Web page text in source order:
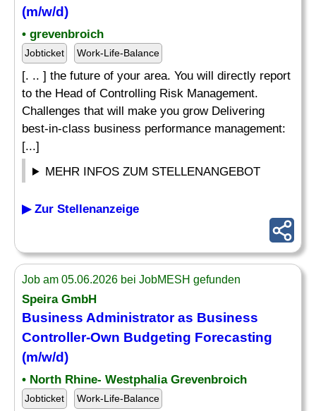
(m/w/d)
• grevenbroich
Jobticket Work-Life-Balance
[. .. ] the future of your area. You will directly report
to the Head of Controlling Risk Management.
Challenges that will make you grow Delivering
best-in-class business performance management:
[...]
MEHR INFOS ZUM STELLENANGEBOT
▶ Zur Stellenanzeige
Job am 05.06.2026 bei JobMESH gefunden
Speira GmbH
Business Administrator as Business
Controller-Own Budgeting Forecasting
(m/w/d)
• North Rhine- Westphalia Grevenbroich
Jobticket Work-Life-Balance